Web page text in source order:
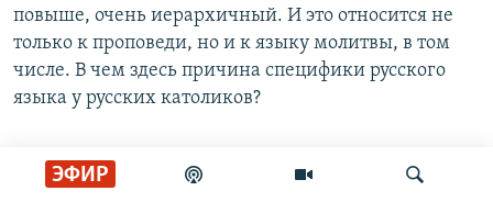
ЭФИР
повыше, очень иерархичный. И это относится не
только к проповеди, но и к языку молитвы, в том
числе. В чем здесь причина специфики русского
языка у русских католиков?
Ольга Кверквелиа: